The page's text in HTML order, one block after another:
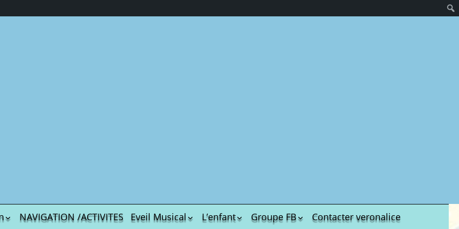
NAVIGATION /ACTIVITES
Eveil Musical
L’enfant
Groupe FB
Contacter veronalice